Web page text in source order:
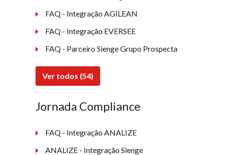
FAQ - Integração AGILEAN
FAQ - Integração EVERSEE
FAQ - Parceiro Sienge Grupo Prospecta
Ver todos (54)
Jornada Compliance
FAQ - Integração ANALIZE
ANALIZE - Integração Sienge